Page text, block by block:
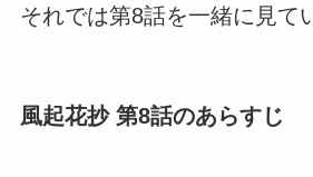
それでは第8話を一緒に見て
風起花抄 第8話のあらすじ